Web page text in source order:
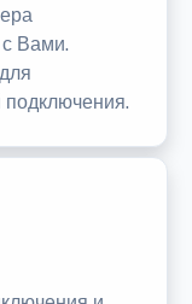
Вами.
подключения.